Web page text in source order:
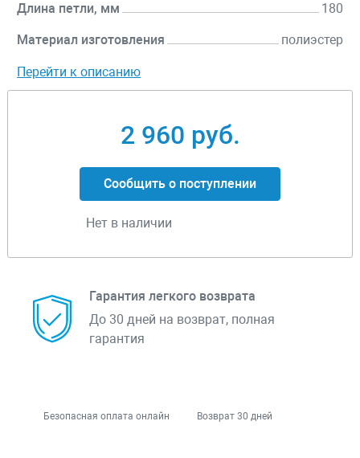
Длина петли, мм 180
Материал изготовления полиэстер
Перейти к описанию
2 960 руб.
Сообщить о поступлении
Нет в наличии
Гарантия легкого возврата
До 30 дней на возврат, полная
гарантия
Безопасная оплата онлайн Возврат 30 дней